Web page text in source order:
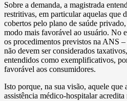
Sobre a demanda, a magistrada
restritivas, em particular aquelas que
cobertos pelo plano de saúde
modo mais favorável ao usuário. No
os procedimentos previstos na ANS
não devem ser considerados
entendidos como exemplificativos,
favorável aos consumidores.
Isto porque, na sua visão, aquele que
assistência médico-hospitalar